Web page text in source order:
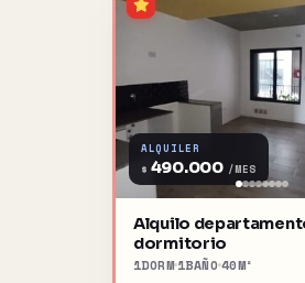
ALQUILER
$ 490.000 /MES
Alquilo
dormitorio
1DORM 1BAÑO40M²